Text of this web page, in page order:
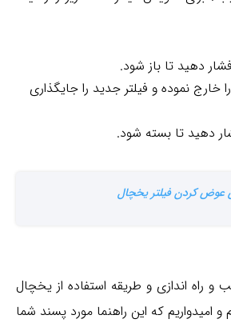
دهید تا باز شود.
خارج نموده و فیلتر جدید را جایگذاری
دهید تا بسته شود.
عوض کردن فیلتر یخچال
و راه اندازی و طریقه استفاده از یخچال
امیدواریم که این راهنما مورد پسند شما